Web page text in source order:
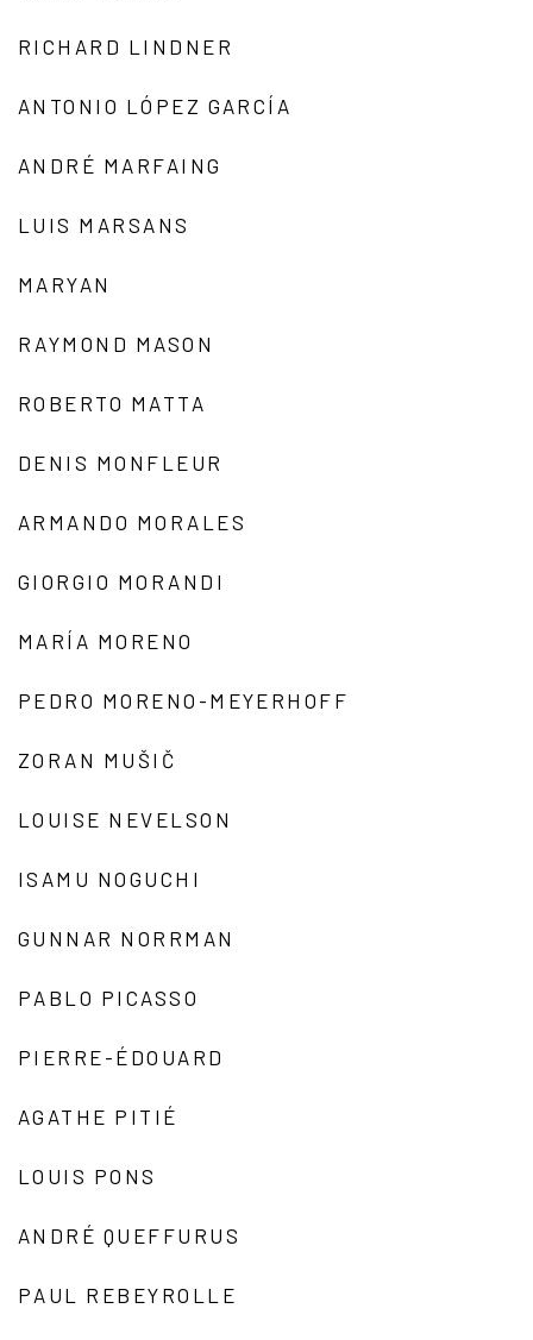
RICHARD LINDNER
ANTONIO LÓPEZ GARCÍA
ANDRÉ MARFAING
LUIS MARSANS
MARYAN
RAYMOND MASON
ROBERTO MATTA
DENIS MONFLEUR
ARMANDO MORALES
GIORGIO MORANDI
MARÍA MORENO
PEDRO MORENO-MEYERHOFF
ZORAN MUŠIČ
LOUISE NEVELSON
ISAMU NOGUCHI
GUNNAR NORRMAN
PABLO PICASSO
PIERRE-ÉDOUARD
AGATHE PITIÉ
LOUIS PONS
ANDRÉ QUEFFURUS
PAUL REBEYROLLE